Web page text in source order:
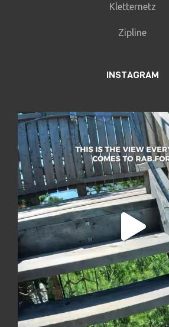
Kletternetz
Zipline
INSTAGRAM